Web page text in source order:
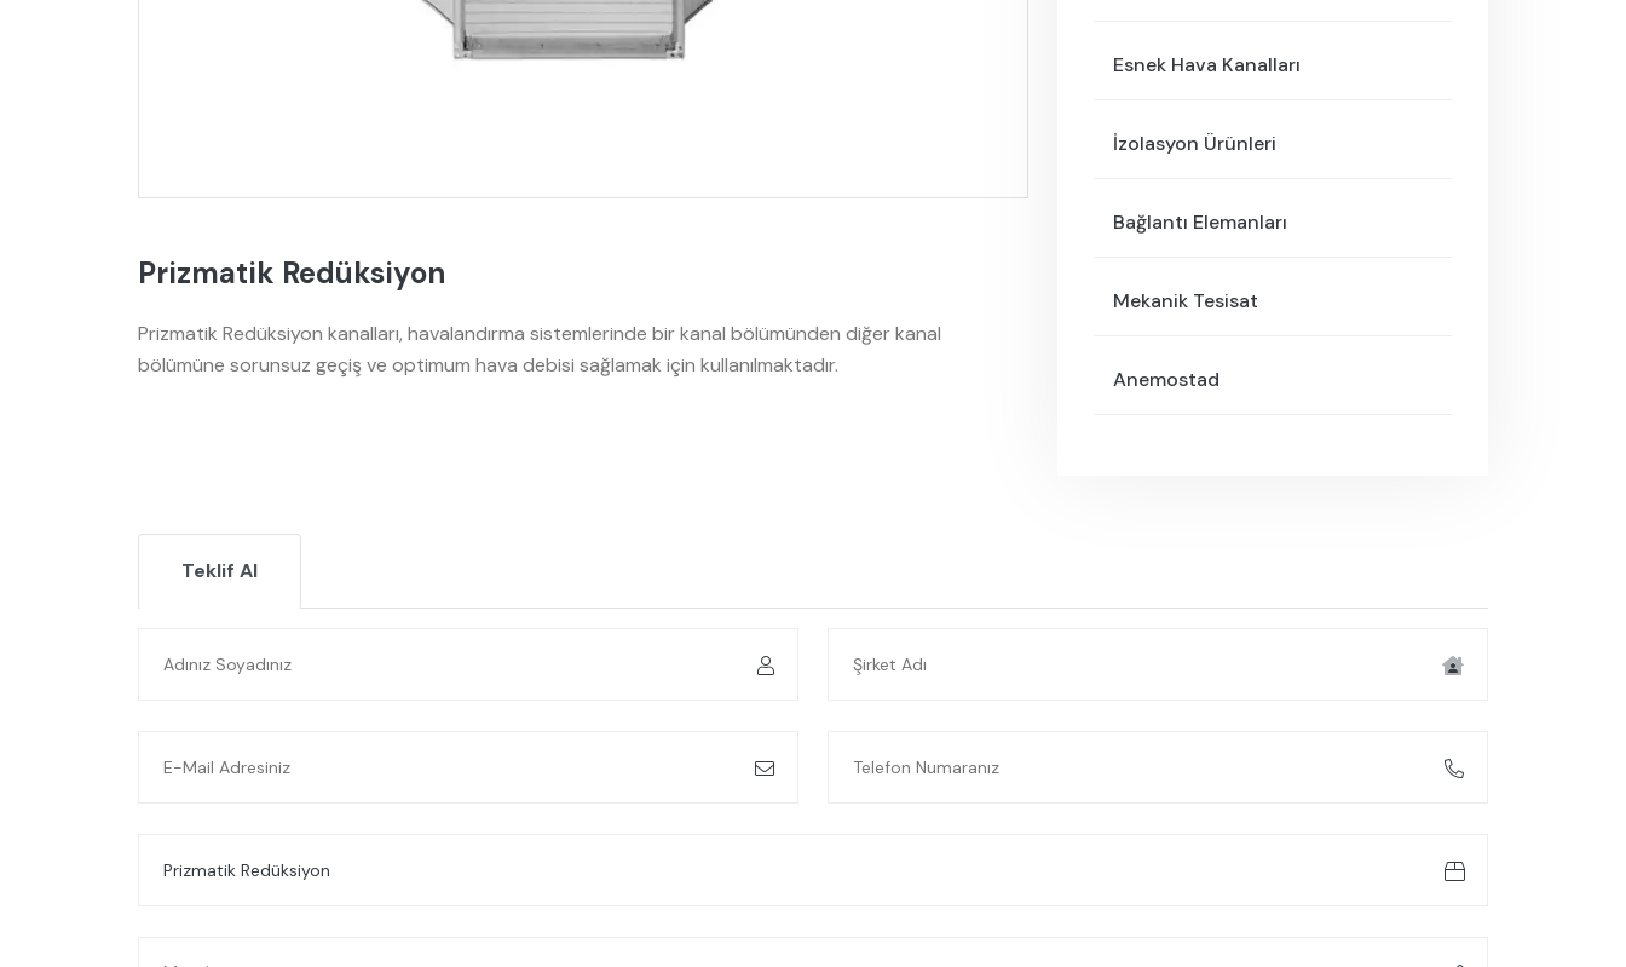
Prizmatik Redüksiyon
Prizmatik Redüksiyon kanalları, havalandırma sistemlerinde bir kanal bölümünden diğer kanal
bölümüne sorunsuz geçiş ve optimum hava debisi sağlamak için kullanılmaktadır.
Esnek Hava Kanalları
İzolasyon Ürünleri
Bağlantı Elemanları
Mekanik Tesisat
Anemostad
Teklif Al